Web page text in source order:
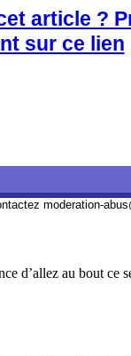
article ?
sur ce lien
moderation-